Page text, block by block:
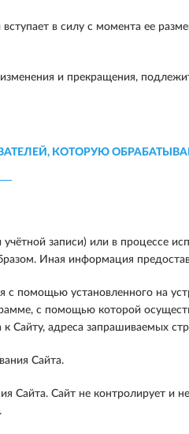
в силу с момента ее
и прекращения,
КОТОРУЮ
записи) или в процессе
Иная информация
помощью установленного на
с помощью которой
Сайту, адреса запрашиваемых
Сайта.
Сайт не контролирует и